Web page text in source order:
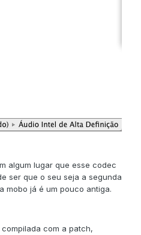
algum lugar que esse codec
ser que o seu seja a segunda
mobo já é um pouco antiga.
com a patch,